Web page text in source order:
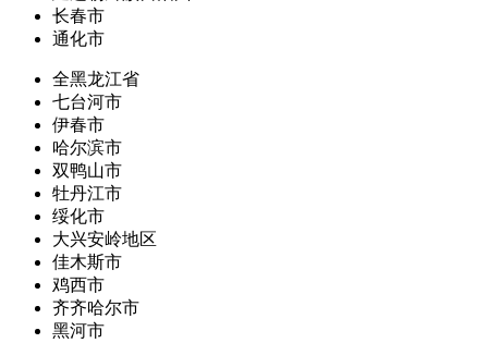
长春市
通化市
全黑龙江省
七台河市
伊春市
哈尔滨市
双鸭山市
牡丹江市
绥化市
大兴安岭地区
佳木斯市
鸡西市
齐齐哈尔市
黑河市